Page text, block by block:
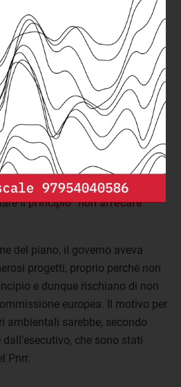
serrati. L’ articolo 18
del
Pnrr stabilisce infatti che tutti i
debbano concludersientro il
del regolamento viene
che tutte le misure in
gli obiettivi europei
ilprincipio “non arrecare
del piano, il governo aveva
progetti, proprio perché non
e dunque rischiano di non
europea. Il motivo per
ambientali sarebbe, secondo
che sono stati
Pnrr.